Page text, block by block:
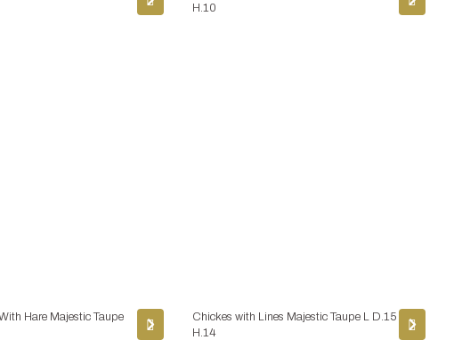
H.10
Hare Majestic Taupe
Chickes with Lines Majestic Taupe L D.15
H.14